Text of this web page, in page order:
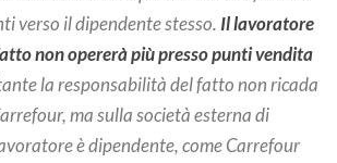
verso il dipendente stesso. Il lavoratore
non opererà più presso punti vendita
la responsabilità del fatto non ricada
ma sulla società esterna di
è dipendente, come Carrefour